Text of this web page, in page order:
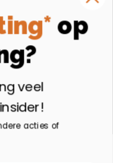
op
veel
acties of